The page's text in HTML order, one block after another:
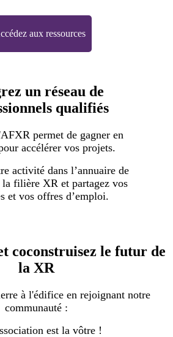
aux ressources
un réseau de
qualifiés
permet de gagner en
accélérer vos projets.
activité dans l’annuaire de
la filière XR et partagez vos
et vos offres d’emploi.
coconstruisez le futur de
la XR
à l'édifice en rejoignant notre
communauté :
est la vôtre !